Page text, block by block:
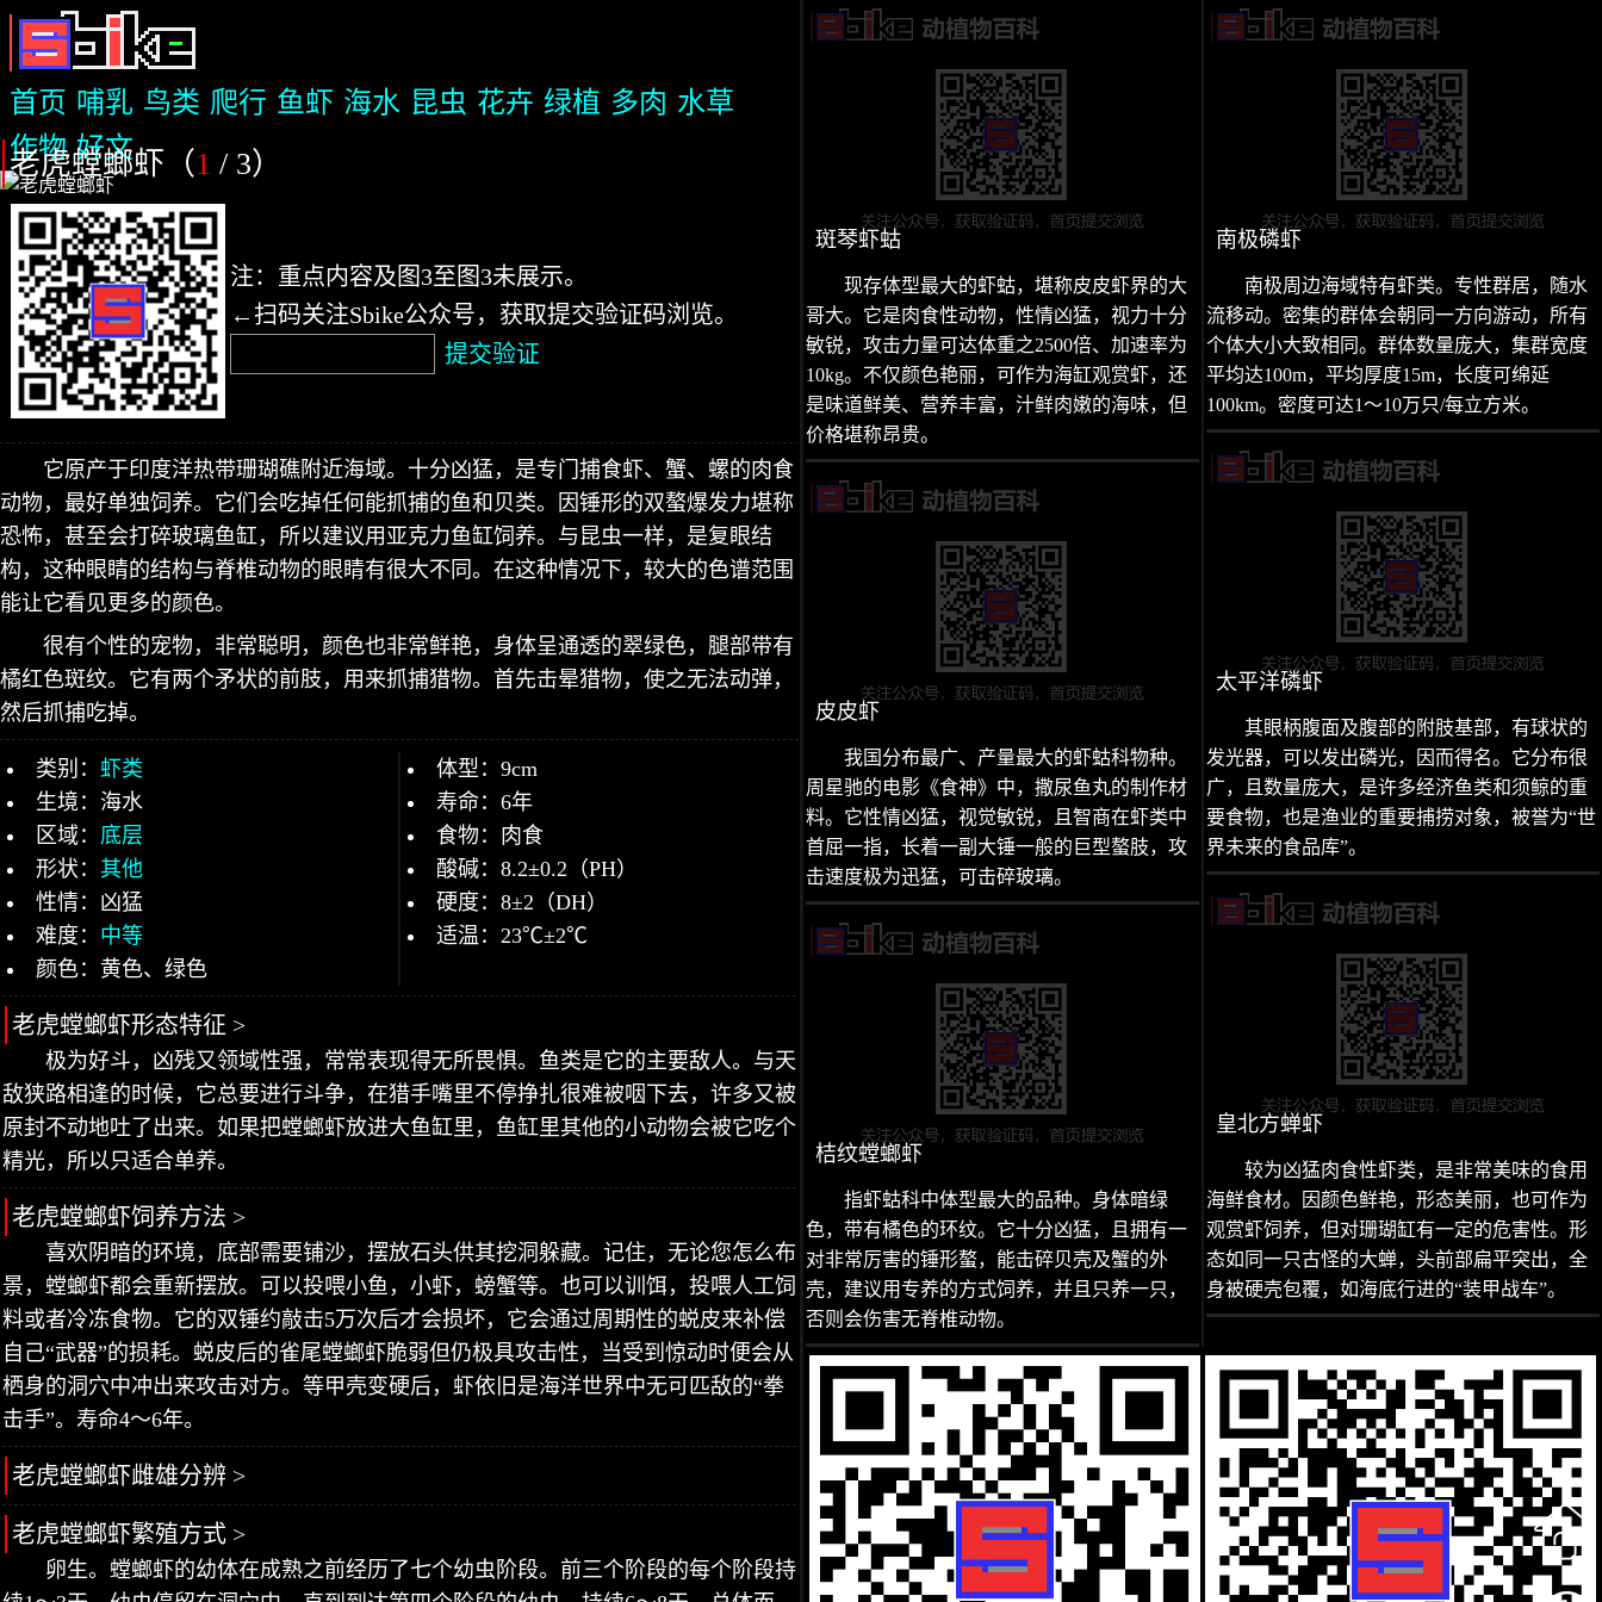
首页 哺乳 鸟类 爬行 鱼虾 海水 昆虫 花卉 绿植 多肉 水草
作物 好文
老虎螳螂虾（1 / 3）
注：重点内容及图3至图3未展示。
←扫码关注Sbike公众号，获取提交验证码浏览。
提交验证
它原产于印度洋热带珊瑚礁附近海域。十分凶猛，是专门捕食虾、蟹、螺的肉食
动物，最好单独饲养。它们会吃掉任何能抓捕的鱼和贝类。因锤形的双螯爆发力堪称
恐怖，甚至会打碎玻璃鱼缸，所以建议用亚克力鱼缸饲养。与昆虫一样，是复眼结
构，这种眼睛的结构与脊椎动物的眼睛有很大不同。在这种情况下，较大的色谱范围
能让它看见更多的颜色。
很有个性的宠物，非常聪明，颜色也非常鲜艳，身体呈通透的翠绿色，腿部带有
橘红色斑纹。它有两个矛状的前肢，用来抓捕猎物。首先击晕猎物，使之无法动弹，
然后抓捕吃掉。
类别： 虾类
生境：海水
区域： 底层
形状： 其他
性情：凶猛
难度： 中等
颜色：黄色、绿色
体型：9cm
寿命：6年
食物：肉食
酸碱：8.2±0.2（PH）
硬度：8±2（DH）
适温：23℃±2℃
老虎螳螂虾形态特征 >
极为好斗，凶残又领域性强，常常表现得无所畏惧。鱼类是它的主要敌人。与天
敌狭路相逢的时候，它总要进行斗争，在猎手嘴里不停挣扎很难被咽下去，许多又被
原封不动地吐了出来。如果把螳螂虾放进大鱼缸里，鱼缸里其他的小动物会被它吃个
精光，所以只适合单养。
老虎螳螂虾饲养方法 >
喜欢阴暗的环境，底部需要铺沙，摆放石头供其挖洞躲藏。记住，无论您怎么布
景，螳螂虾都会重新摆放。可以投喂小鱼，小虾，螃蟹等。也可以训饵，投喂人工饲
料或者冷冻食物。它的双锤约敲击5万次后才会损坏，它会通过周期性的蜕皮来补偿
自己“武器”的损耗。蜕皮后的雀尾螳螂虾脆弱但仍极具攻击性，当受到惊动时便会从
栖身的洞穴中冲出来攻击对方。等甲壳变硬后，虾依旧是海洋世界中无可匹敌的“拳
击手”。寿命4～6年。
老虎螳螂虾雌雄分辨 >
老虎螳螂虾繁殖方式 >
卵生。螳螂虾的幼体在成熟之前经历了七个幼虫阶段。前三个阶段的每个阶段持
斑琴虾蛄
现存体型最大的虾蛄，堪称皮皮虾界的大
哥大。它是肉食性动物，性情凶猛，视力十分
敏锐，攻击力量可达体重之2500倍、加速率为
10kg。不仅颜色艳丽，可作为海缸观赏虾，还
是味道鲜美、营养丰富，汁鲜肉嫩的海味，但
价格堪称昂贵。
皮皮虾
我国分布最广、产量最大的虾蛄科物种。
周星驰的电影《食神》中，撒尿鱼丸的制作材
料。它性情凶猛，视觉敏锐，且智商在虾类中
首屈一指，长着一副大锤一般的巨型螯肢，攻
击速度极为迅猛，可击碎玻璃。
桔纹螳螂虾
指虾蛄科中体型最大的品种。身体暗绿
色，带有橘色的环纹。它十分凶猛，且拥有一
对非常厉害的锤形螯，能击碎贝壳及蟹的外
壳，建议用专养的方式饲养，并且只养一只，
否则会伤害无脊椎动物。
南极磷虾
南极周边海域特有虾类。专性群居，随水
流移动。密集的群体会朝同一方向游动，所有
个体大小大致相同。群体数量庞大，集群宽度
平均达100m，平均厚度15m，长度可绵延
100km。密度可达1～10万只/每立方米。
太平洋磷虾
其眼柄腹面及腹部的附肢基部，有球状的
发光器，可以发出磷光，因而得名。它分布很
广，且数量庞大，是许多经济鱼类和须鲸的重
要食物，也是渔业的重要捕捞对象，被誉为“世
界未来的食品库”。
皇北方蝉虾
较为凶猛肉食性虾类，是非常美味的食用
海鲜食材。因颜色鲜艳，形态美丽，也可作为
观赏虾饲养，但对珊瑚缸有一定的危害性。形
态如同一只古怪的大蝉，头前部扁平突出，全
身被硬壳包覆，如海底行进的“装甲战车”。